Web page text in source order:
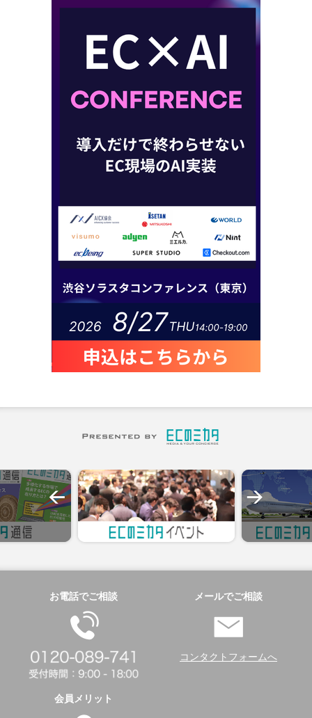
お電話でご相談 メールでご相談
コンタクトフォームへ
会員メリット